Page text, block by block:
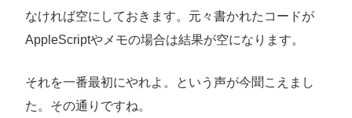
なければ空にしておきます。元々書かれたコードが
AppleScriptやメモの場合は結果が空になります。
それを一番最初にやれよ。という声が今聞こえまし
た。その通りですね。